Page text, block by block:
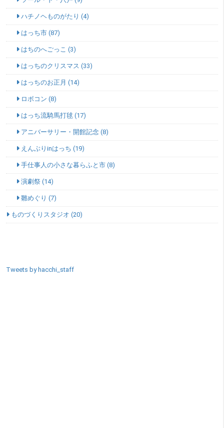
ハチノヘものがたり (4)
はっち市 (87)
はちのへごっこ (3)
はっちのクリスマス (33)
はっちのお正月 (14)
ロボコン (8)
はっち流騎馬打毬 (17)
アニバーサリー・開館記念 (8)
えんぶりinはっち (19)
手仕事人の小さな暮らふと市 (8)
演劇祭 (14)
雛めぐり (7)
ものづくりスタジオ (20)
Tweets by hacchi_staff